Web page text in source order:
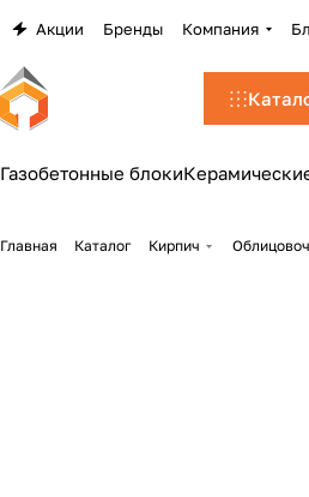
Акции Бренды Компания
Газобетонные блоки
Главная Каталог Кирпич